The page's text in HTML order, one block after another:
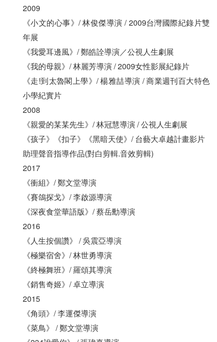
2009
《小文的心事》/ 林俊傑導演 / 2009台灣國際紀錄片雙
年展
《我愛耳邊風》/ 鄭皓詮導演／公視人生劇展
《我的母親》/ 林麗芳導演 / 2009女性影展紀錄片
《走!到太魯閣上學》/ 楊雅喆導演 / 商業週刊百大特色
小學紀實片
2008
《親愛的某某先生》/ 林冠慧導演 / 公視人生劇展
《孩子》《扣子》《黑暗天使》/ 台藝大卓越計畫影片
助理聲音指導作品(對白剪輯.音效剪輯)
2017
《衝組》/ 鄭文堂導演
《賽鴿探戈》/ 李啟源導演
《深夜食堂華語版》/ 蔡岳勳導演
2016
《人生按個讚》 / 吳震亞導演
《極樂宿舍》/ 林世勇導演
《終極舞班》/ 羅頌其導演
《銷售奇姬》/ 卓立導演
2015
《角頭》/ 李運傑導演
《菜鳥》 / 鄭文堂導演